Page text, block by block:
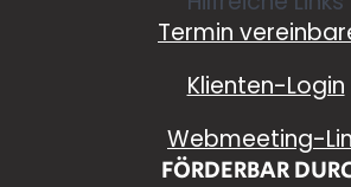
Termin
Klienten-Login
Webmeeting-
FÖRDERBAR